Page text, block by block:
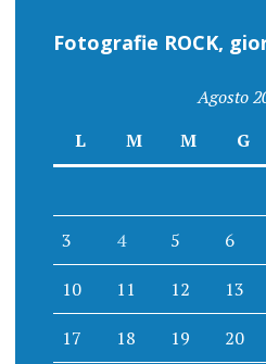
Fotografie ROCK,
Agosto
L
M M G
3 4 5 6
10 11 12 13
17 18 19 20